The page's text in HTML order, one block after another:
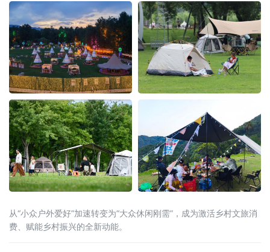
从“小众户外爱好”加速转变为“大众休闲刚需”，成为激活乡村文旅消
费、赋能乡村振兴的全新动能。